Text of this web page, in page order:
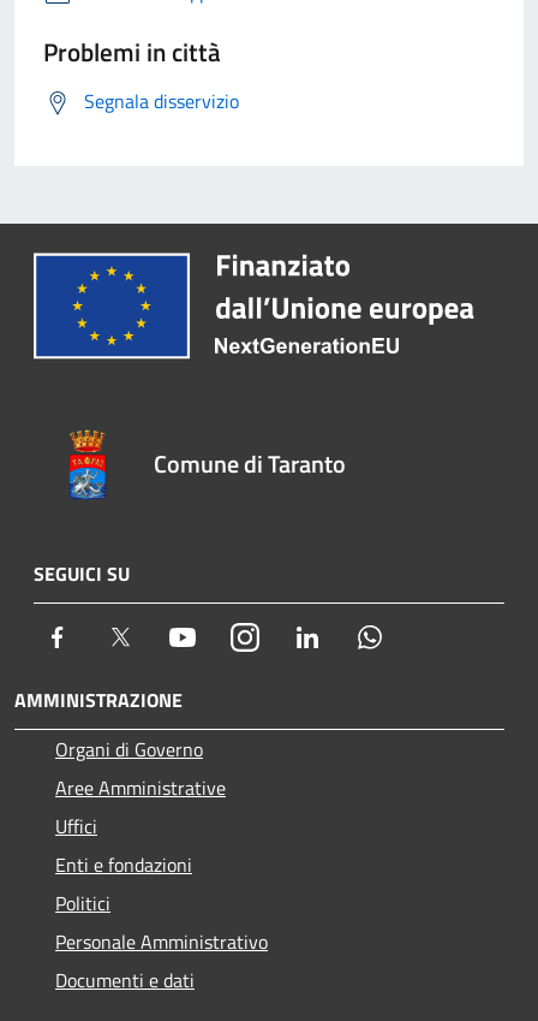
Problemi in città
Segnala disservizio
Comune di Taranto
SEGUICI SU
Facebook Twitter YoutubeInstagram LinkedIn
AMMINISTRAZIONE
Organi di Governo
Aree Amministrative
Uffici
Enti e fondazioni
Politici
Personale Amministrativo
Documenti e dati